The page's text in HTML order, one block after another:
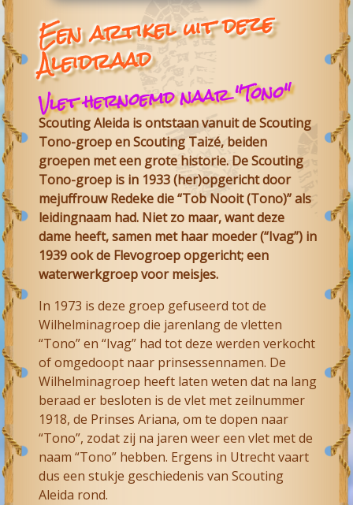
Een artikel uit deze
Aleidraad
Vlet hernoemd naar "Tono"
Scouting Aleida is ontstaan vanuit de Scouting
Tono-groep en Scouting Taizé, beiden
groepen met een grote historie. De Scouting
Tono-groep is in 1933 (her)opgericht door
mejuffrouw Redeke die “Tob Nooit (Tono)” als
leidingnaam had. Niet zo maar, want deze
dame heeft, samen met haar moeder (“Ivag”) in
1939 ook de Flevogroep opgericht; een
waterwerkgroep voor meisjes.
In 1973 is deze groep gefuseerd tot de
Wilhelminagroep die jarenlang de vletten
“Tono” en “Ivag” had tot deze werden verkocht
of omgedoopt naar prinsessennamen. De
Wilhelminagroep heeft laten weten dat na lang
beraad er besloten is de vlet met zeilnummer
1918, de Prinses Ariana, om te dopen naar
“Tono”, zodat zij na jaren weer een vlet met de
naam “Tono” hebben. Ergens in Utrecht vaart
dus een stukje geschiedenis van Scouting
Aleida rond.